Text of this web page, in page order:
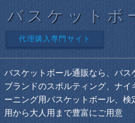
バスケットボ
代理購入専門サイト
バスケットボール通販なら、バ
ブランドのスポルティング、ナ
ーニング用バスケットボール、
用から大人用まで豊富にご用意